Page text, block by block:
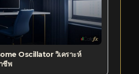
Oscillator วิเคราะห์
ชีพ